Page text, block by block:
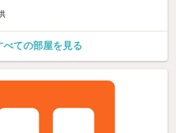
べての部屋を見る